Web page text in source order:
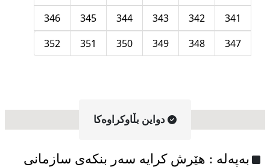
341
342
343
344
345
346
347
348
349
350
351
352
دواین بڵاوکراوه‌کا
به‌په‌له‌ : هێرش کرایە سەر بنکەی سازمانی